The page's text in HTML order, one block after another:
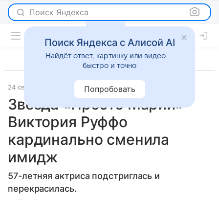
Поиск Яндекса
24 сентября 2019 Светская жизнь
Звезда «Просто Марии»
Виктория Руффо
кардинально сменила
имидж
57-летняя актриса подстриглась и
перекрасилась.
Поиск Яндекса с Алисой AI
Найдёт ответ, картинку или видео —
быстро и точно
Попробовать